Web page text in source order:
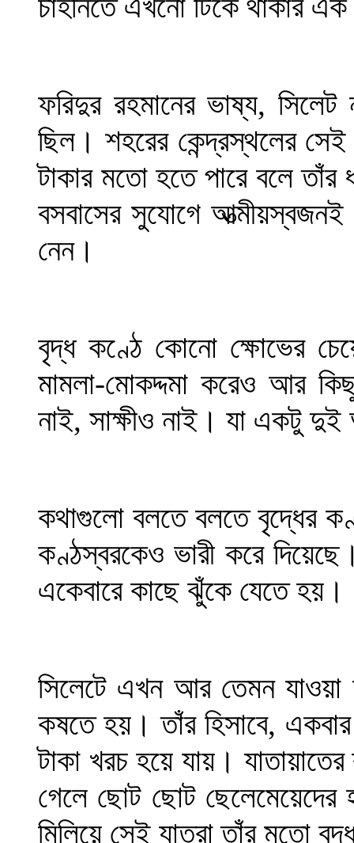
চাহনিতে এখনো টিকে থাকার
ফরিদুর রহমানের ভাষ্য, সিলেট
ছিল। শহরের কেন্দ্রস্থলের
টাকার মতো হতে পারে বলে তাঁর
বসবাসের সুযোগে আত্মীয়স্বজনই
নেন।
বৃদ্ধ কণ্ঠে কোনো ক্ষোভের
মামলা-মোকদ্দমা করেও আর
নাই, সাক্ষীও নাই। যা একটু
কথাগুলো বলতে বলতে বৃদ্ধের
কণ্ঠস্বরকেও ভারী করে
একেবারে কাছে ঝুঁকে যেতে হয়।
সিলেটে এখন আর তেমন যাওয়া
কষতে হয়। তাঁর হিসাবে,
টাকা খরচ হয়ে যায়।
গেলে ছোট ছোট
মিলিয়ে সেই যাত্রা তাঁর মতো